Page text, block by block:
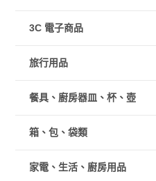
3C 電子商品
旅行用品
餐具、廚房器皿、杯、壺
箱、包、袋類
家電、生活、廚房用品